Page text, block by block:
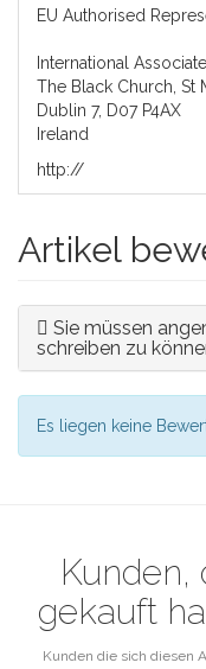
EU Authorised
International
The Black Church, St
Dublin 7, D07 P4AX
Ireland
http://
Artikel
Sie müssen
schreiben zu
Es liegen keine
Kunden,
gekauft
Kunden die sich diesen